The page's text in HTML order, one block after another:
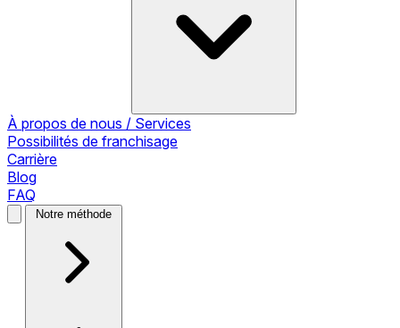
À propos de nous / Services
Possibilités de franchisage
Carrière
Blog
FAQ
Notre méthode